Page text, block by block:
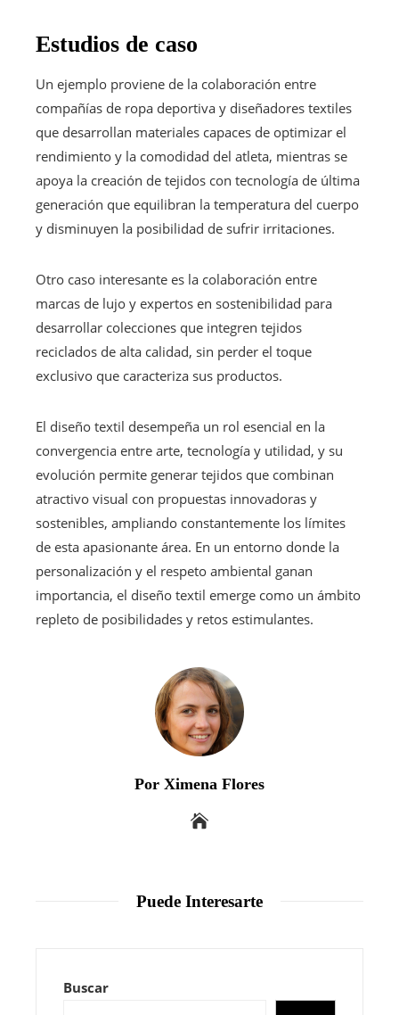
Estudios de caso
Un ejemplo proviene de la colaboración entre
compañías de ropa deportiva y diseñadores textiles
que desarrollan materiales capaces de optimizar el
rendimiento y la comodidad del atleta, mientras se
apoya la creación de tejidos con tecnología de última
generación que equilibran la temperatura del cuerpo
y disminuyen la posibilidad de sufrir irritaciones.
Otro caso interesante es la colaboración entre
marcas de lujo y expertos en sostenibilidad para
desarrollar colecciones que integren tejidos
reciclados de alta calidad, sin perder el toque
exclusivo que caracteriza sus productos.
El diseño textil desempeña un rol esencial en la
convergencia entre arte, tecnología y utilidad, y su
evolución permite generar tejidos que combinan
atractivo visual con propuestas innovadoras y
sostenibles, ampliando constantemente los límites
de esta apasionante área. En un entorno donde la
personalización y el respeto ambiental ganan
importancia, el diseño textil emerge como un ámbito
repleto de posibilidades y retos estimulantes.
Por Ximena Flores
Puede Interesarte
Buscar